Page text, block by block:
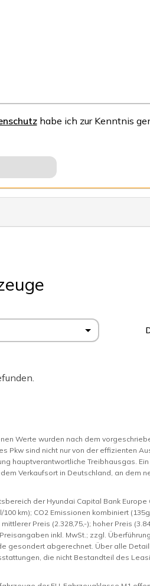
habe ich zur Kenntnis
Werte wurden nach dem
Pkw sind nicht nur von der effizienten
hauptverantwortliche Treibhausgas.
Verkaufsort in Deutschland, an dem
der Hyundai Capital Bank Europe
km); CO2 Emissionen kombiniert
Preis (2.328,75,-); hoher Preis
inkl. MwSt.; zzgl.
gesondert abgerechnet. Über alle
die nicht Bestandteil des